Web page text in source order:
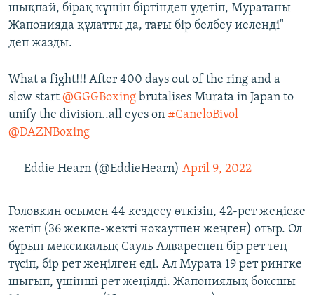
шықпай, бірақ күшін біртіндеп үдетіп, Муратаны
Жапонияда құлатты да, тағы бір белбеу иеленді"
деп жазды.
What a fight!!! After 400 days out of the ring and a
slow start @GGGBoxing brutalises Murata in Japan to
unify the division..all eyes on #CaneloBivol
@DAZNBoxing
— Eddie Hearn (@EddieHearn) April 9, 2022
Головкин осымен 44 кездесу өткізіп, 42-рет жеңіске
жетіп (36 жекпе-жекті нокаутпен жеңген) отыр. Ол
бұрын мексикалық Сауль Алвареспен бір рет тең
түсіп, бір рет жеңілген еді. Ал Мурата 19 рет рингке
шығып, үшінші рет жеңілді. Жапониялық боксшы